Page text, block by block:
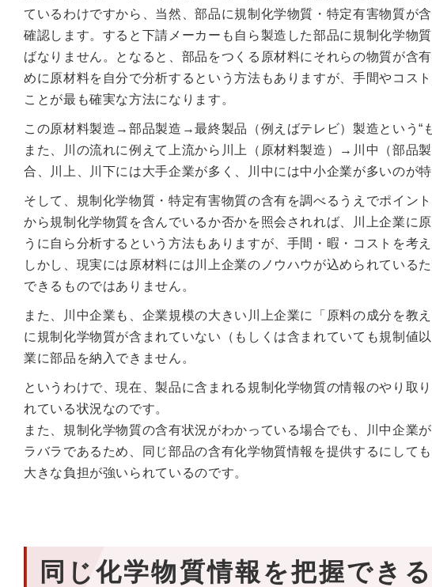
ているわけですから、当然、部品に規制化学物質・特定有害物質が
確認します。すると下請メーカーも自ら製造した部品に規制化学物
ばなりません。となると、部品をつくる原材料にそれらの物質が含
めに原材料を自分で分析するという方法もありますが、手間やコス
ことが最も確実な方法になります。
この原材料製造→部品製造→最終製品（例えばテレビ）製造という“
また、川の流れに例えて上流から川上（原材料製造）→川中（部品
合、川上、川下には大手企業が多く、川中には中小企業が多いのが特
そして、規制化学物質・特定有害物質の含有を調べるうえでポイン
から規制化学物質を含んでいるか否かを照会されれば、川上企業に
うに自ら分析するという方法もありますが、手間・暇・コストを考
しかし、現実には原材料には川上企業のノウハウが込められている
できるものではありません。
また、川中企業も、企業規模の大きい川上企業に「原料の成分を教
に規制化学物質が含まれていない（もしくは含まれていても規制値
業に部品を納入できません。
というわけで、現在、製品に含まれる規制化学物質の情報のやり取
れている状況なのです。
また、規制化学物質の含有状況がわかっている場合でも、川中企業
ラバラであるため、同じ部品の含有化学物質情報を提供するにして
大きな負担が強いられているのです。
同じ化学物質情報を把握でき